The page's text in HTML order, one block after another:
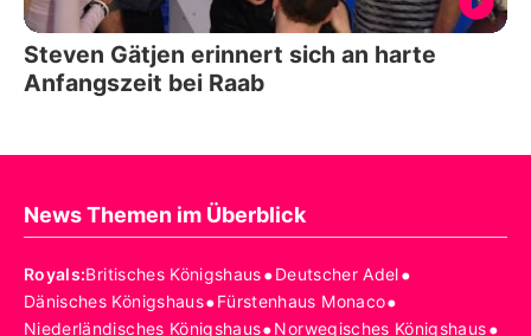
Steven Gätjen erinnert sich an harte
Anfangszeit bei Raab
News Themen im Überblick
Royals:Britisches Königshaus•Deutscher Adel•
Dänisches Königshaus•Fürstenhaus Monaco•
Niederländisches Königshaus•Norwegisches Königshaus•